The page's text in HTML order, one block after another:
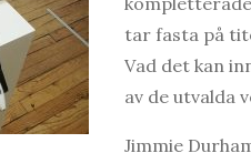
tar fasta på
Vad det kan
av de utvalda
Jimmie